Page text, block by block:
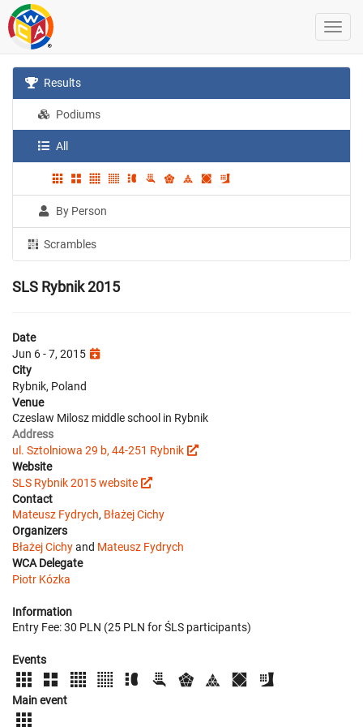
Results
Podiums
All
By Person
Scrambles
SLS Rybnik 2015
Date
Jun 6 - 7, 2015
City
Rybnik, Poland
Venue
Czeslaw Milosz middle school in Rybnik
Address
ul. Sztolniowa 29 b, 44-251 Rybnik
Website
SLS Rybnik 2015 website
Contact
Mateusz Fydrych, Błażej Cichy
Organizers
Błażej Cichyand Mateusz Fydrych
WCA Delegate
Piotr Kózka
Information
Entry Fee: 30 PLN (25 PLN for ŚLS participants)
Events
Main event